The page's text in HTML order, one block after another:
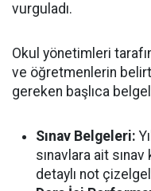
vurguladı.
Okul yönetimleri
ve öğretmenlerin
gereken başlıca
Sınav Belgeleri:
sınavlara ait sınav
detaylı not